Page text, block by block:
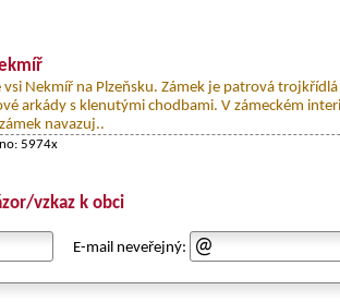
vsi Nekmíř na Plzeňsku. Zámek je patrová
arkády s klenutými chodbami. V zámeckém
navazuj..
5974x
vzkaz k obci
E-mail neveřejný: